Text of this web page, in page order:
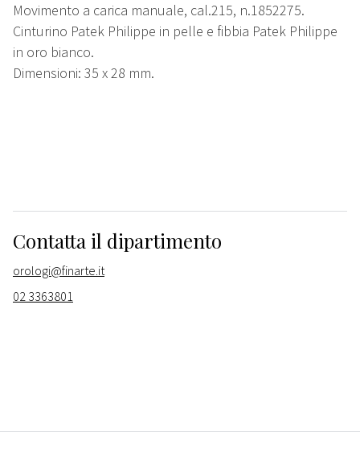
Movimento a carica manuale, cal.215, n.1852275.
Cinturino Patek Philippe in pelle e fibbia Patek Philippe
in oro bianco.
Dimensioni: 35 x 28 mm.
Contatta il dipartimento
orologi@finarte.it
02 3363801